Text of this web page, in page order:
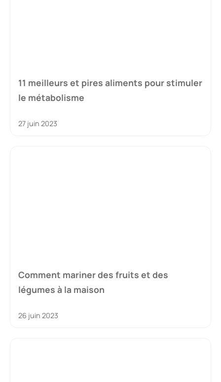
11 meilleurs et pires aliments pour stimuler
le métabolisme
27 juin 2023
Comment mariner des fruits et des
légumes à la maison
26 juin 2023